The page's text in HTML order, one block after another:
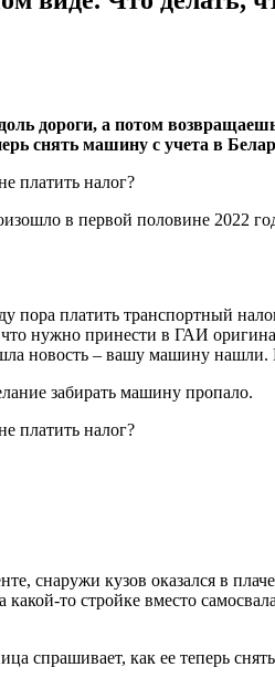
дороги, а потом
снять машину с учета в
в первой половине 2022
платить транспортный
нужно принести в ГАИ
новость – вашу машину
забирать машину пропало.
кузов оказался в
какой-то стройке вместо
спрашивает, как ее теперь